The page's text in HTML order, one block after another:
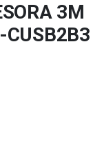
3M
CUSB2B3